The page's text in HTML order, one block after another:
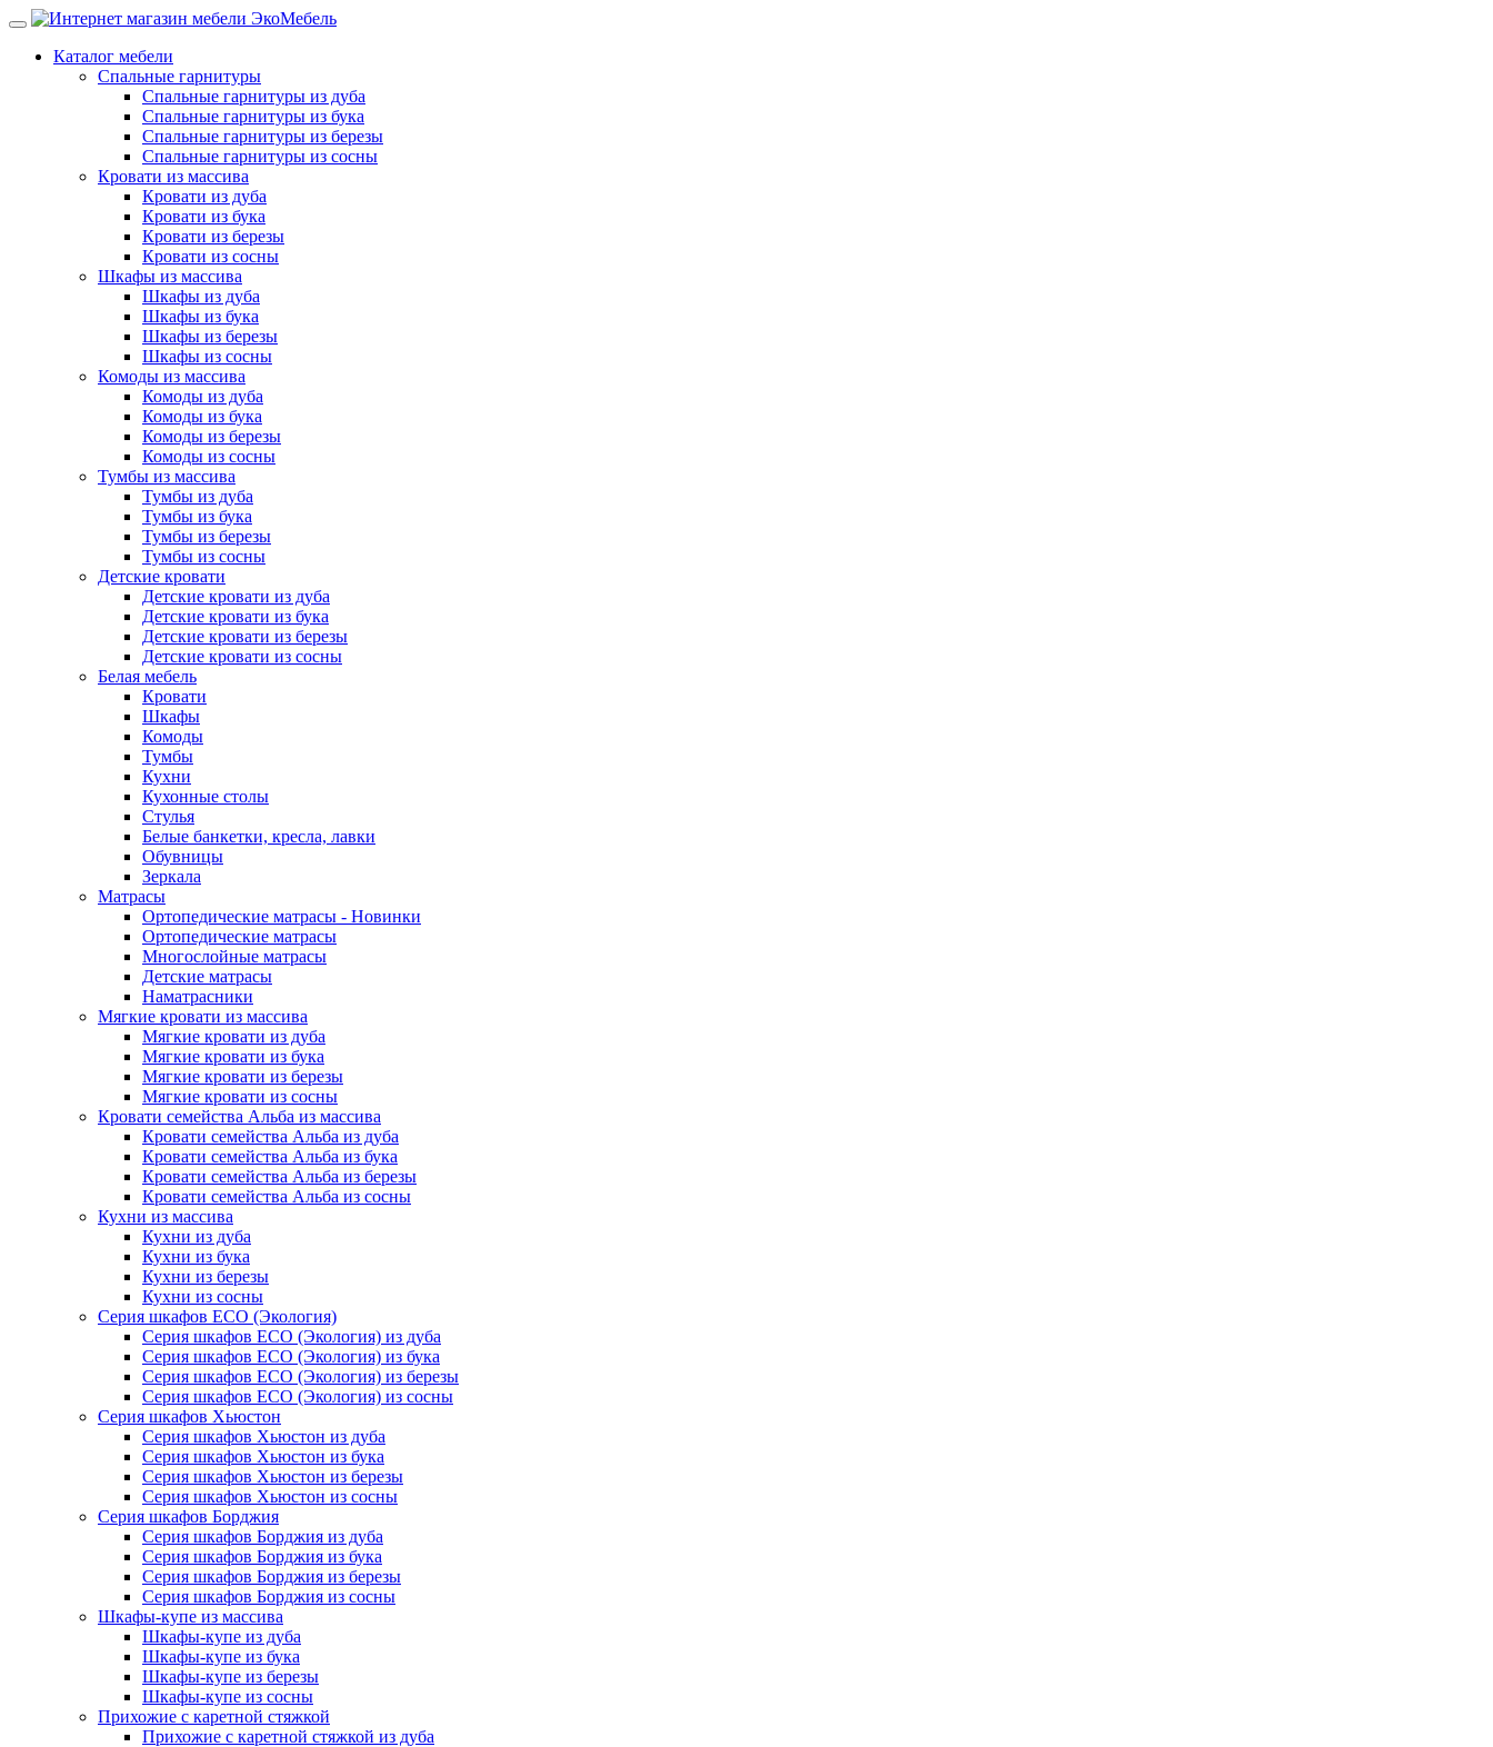
Каталог мебели
Спальные гарнитуры
Спальные гарнитуры из дуба
Спальные гарнитуры из бука
Спальные гарнитуры из березы
Спальные гарнитуры из сосны
Кровати из массива
Кровати из дуба
Кровати из бука
Кровати из березы
Кровати из сосны
Шкафы из массива
Шкафы из дуба
Шкафы из бука
Шкафы из березы
Шкафы из сосны
Комоды из массива
Комоды из дуба
Комоды из бука
Комоды из березы
Комоды из сосны
Тумбы из массива
Тумбы из дуба
Тумбы из бука
Тумбы из березы
Тумбы из сосны
Детские кровати
Детские кровати из дуба
Детские кровати из бука
Детские кровати из березы
Детские кровати из сосны
Белая мебель
Кровати
Шкафы
Комоды
Тумбы
Кухни
Кухонные столы
Стулья
Белые банкетки, кресла, лавки
Обувницы
Зеркала
Матрасы
Ортопедические матрасы - Новинки
Ортопедические матрасы
Многослойные матрасы
Детские матрасы
Наматрасники
Мягкие кровати из массива
Мягкие кровати из дуба
Мягкие кровати из бука
Мягкие кровати из березы
Мягкие кровати из сосны
Кровати семейства Альба из массива
Кровати семейства Альба из дуба
Кровати семейства Альба из бука
Кровати семейства Альба из березы
Кровати семейства Альба из сосны
Кухни из массива
Кухни из дуба
Кухни из бука
Кухни из березы
Кухни из сосны
Серия шкафов ECO (Экология)
Серия шкафов ECO (Экология) из дуба
Серия шкафов ECO (Экология) из бука
Серия шкафов ECO (Экология) из березы
Серия шкафов ECO (Экология) из сосны
Серия шкафов Хьюстон
Серия шкафов Хьюстон из дуба
Серия шкафов Хьюстон из бука
Серия шкафов Хьюстон из березы
Серия шкафов Хьюстон из сосны
Серия шкафов Борджия
Серия шкафов Борджия из дуба
Серия шкафов Борджия из бука
Серия шкафов Борджия из березы
Серия шкафов Борджия из сосны
Шкафы-купе из массива
Шкафы-купе из дуба
Шкафы-купе из бука
Шкафы-купе из березы
Шкафы-купе из сосны
Прихожие с каретной стяжкой
Прихожие с каретной стяжкой из дуба